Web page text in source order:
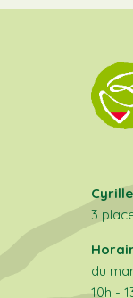
3
du
10h -